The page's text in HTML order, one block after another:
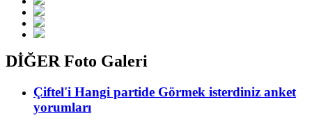
DİĞER Foto Galeri
Çiftel'i Hangi partide Görmek isterdiniz anket
yorumları